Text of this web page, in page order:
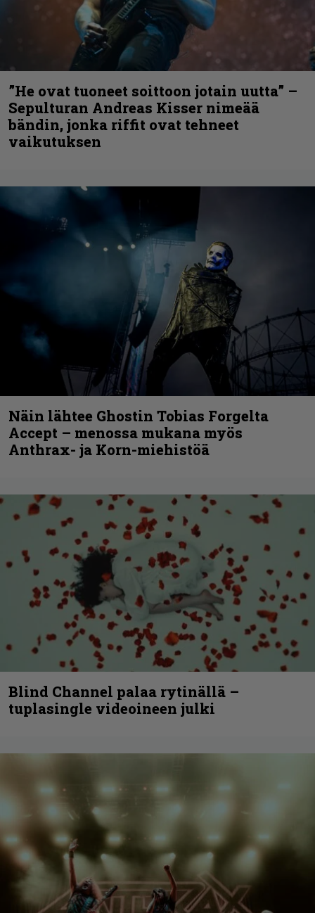
”He ovat tuoneet soittoon jotain uutta” –
Sepulturan Andreas Kisser nimeää
bändin, jonka riffit ovat tehneet
vaikutuksen
Näin lähtee Ghostin Tobias Forgelta
Accept – menossa mukana myös
Anthrax- ja Korn-miehistöä
Blind Channel palaa rytinällä –
tuplasingle videoineen julki